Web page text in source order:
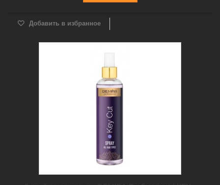
Добавить в избранное